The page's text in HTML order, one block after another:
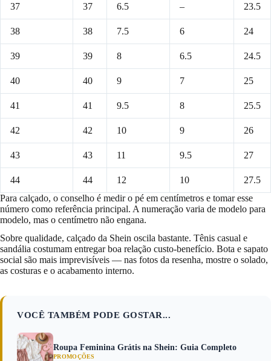
37 37 6.5 – 23.5
38 38 7.5 6 24
39 39 8 6.5 24.5
40 40 9 7 25
41 41 9.5 8 25.5
42 42 10 9 26
43 43 11 9.5 27
44 44 12 10
27.5
Para calçado, o conselho é medir o pé em centímetros e tomar esse
número como referência principal. A numeração varia de modelo para
modelo, mas o centímetro não engana.
Sobre qualidade, calçado da Shein oscila bastante. Tênis casual e
sandália costumam entregar boa relação custo-benefício. Bota e sapato
social são mais imprevisíveis — nas fotos da resenha, mostre o solado,
as costuras e o acabamento interno.
VOCÊ TAMBÉM PODE GOSTAR...
Roupa Feminina Grátis na Shein: Guia Completo
PROMOÇÕES